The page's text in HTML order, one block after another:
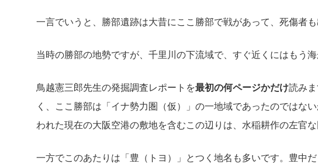
一言でいうと、勝部遺跡は大昔にここ勝部で戦があって、死傷者も
当時の勝部の地勢ですが、千里川の下流域で、すぐ近くにはもう海
鳥越憲三郎先生の発掘調査レポートを最初の何ページかだけ読み
く、ここ勝部は「イナ勢力圏（仮）」の一地域であったのではな
われた現在の大阪空港の敷地を含むこの辺りは、水稲耕作の左官
一方でこのあたりは「豊（トヨ）」とつく地名も多いです。豊中